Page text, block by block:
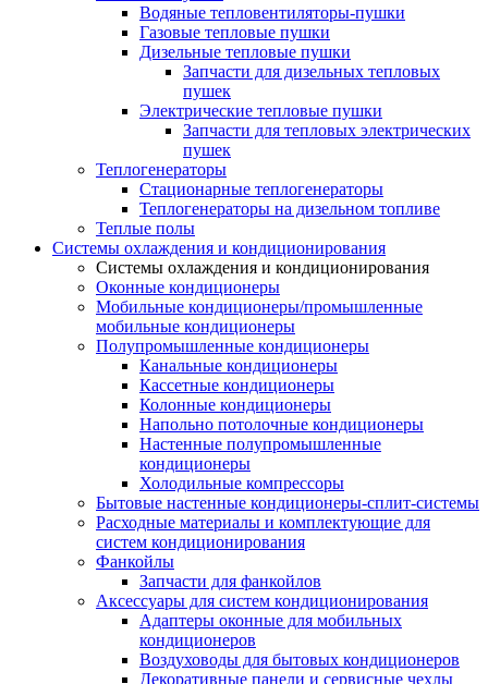
Водяные тепловентиляторы-пушки
Газовые тепловые пушки
Дизельные тепловые пушки
Запчасти для дизельных тепловых
пушек
Электрические тепловые пушки
Запчасти для тепловых электрических
пушек
Теплогенераторы
Cтационарные теплогенераторы
Теплогенераторы на дизельном топливе
Теплые полы
Системы охлаждения и кондиционирования
Системы охлаждения и кондиционирования
Оконные кондиционеры
Мобильные кондиционеры/промышленные
мобильные кондиционеры
Полупромышленные кондиционеры
Канальные кондиционеры
Кассетные кондиционеры
Колонные кондиционеры
Напольно потолочные кондиционеры
Настенные полупромышленные
кондиционеры
Холодильные компрессоры
Бытовые настенные кондиционеры-сплит-системы
Расходные материалы и комплектующие для
систем кондиционирования
Фанкойлы
Запчасти для фанкойлов
Аксессуары для систем кондиционирования
Адаптеры оконные для мобильных
кондиционеров
Воздуховоды для бытовых кондиционеров
Декоративные панели и сервисные чехлы